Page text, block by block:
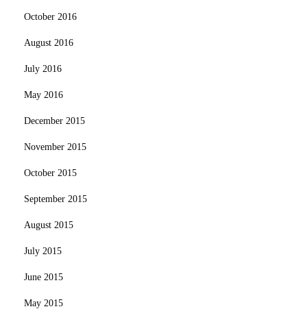
October 2016
August 2016
July 2016
May 2016
December 2015
November 2015
October 2015
September 2015
August 2015
July 2015
June 2015
May 2015